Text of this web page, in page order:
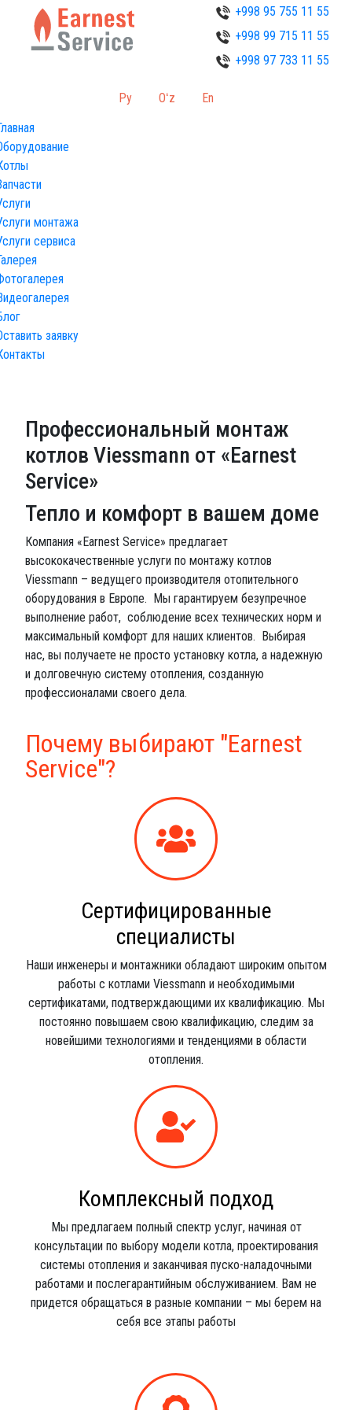
+998 95 755 11 55
+998 99 715 11 55
+998 97 733 11 55
Ру Oʻz
En
монтажа
сервиса
заявку
Профессиональный монтаж
котлов Viessmann от «Earnest
Service»
Тепло и комфорт в вашем доме
Компания «Earnest Service» предлагает
высококачественные услуги по монтажу котлов
Viessmann – ведущего производителя отопительного
оборудования в Европе. Мы гарантируем безупречное
выполнение работ, соблюдение всех технических норм и
максимальный комфорт для наших клиентов. Выбирая
нас, вы получаете не просто установку котла, а надежную
и долговечную систему отопления, созданную
профессионалами своего дела.
Почему выбирают "Earnest
Service"?
Сертифицированные
специалисты
Наши инженеры и монтажники обладают широким опытом
работы с котлами Viessmann и необходимыми
сертификатами, подтверждающими их квалификацию. Мы
постоянно повышаем свою квалификацию, следим за
новейшими технологиями и тенденциями в области
отопления.
Комплексный подход
Мы предлагаем полный спектр услуг, начиная от
консультации по выбору модели котла, проектирования
системы отопления и заканчивая пуско-наладочными
работами и послегарантийным обслуживанием. Вам не
придется обращаться в разные компании – мы берем на
себя все этапы работы